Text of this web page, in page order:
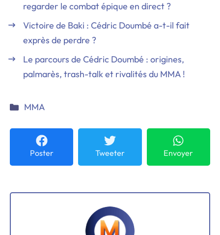
regarder le combat épique en direct ?
Victoire de Baki : Cédric Doumbé a-t-il fait
exprès de perdre ?
Le parcours de Cédric Doumbé : origines,
palmarès, trash-talk et rivalités du MMA !
Catégories
MMA
Poster Tweeter Envoyer